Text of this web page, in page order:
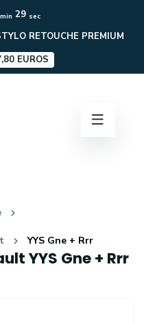
min 28 sec
RETOUCHE PREMIUM
EUROS
YYS Gne + Rrr
YYS Gne + Rrr